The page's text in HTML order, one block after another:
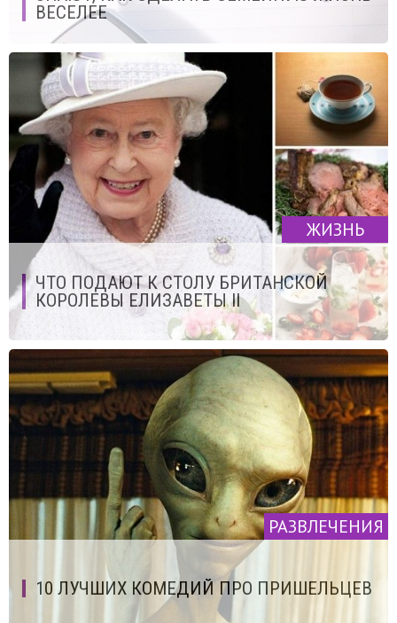
ВЕСЕЛЕЕ
ЖИЗНЬ
ЧТО ПОДАЮТ К СТОЛУ БРИТАНСКОЙ
КОРОЛЕВЫ ЕЛИЗАВЕТЫ II
РАЗВЛЕЧЕНИЯ
10 ЛУЧШИХ КОМЕДИЙ ПРО ПРИШЕЛЬЦЕВ